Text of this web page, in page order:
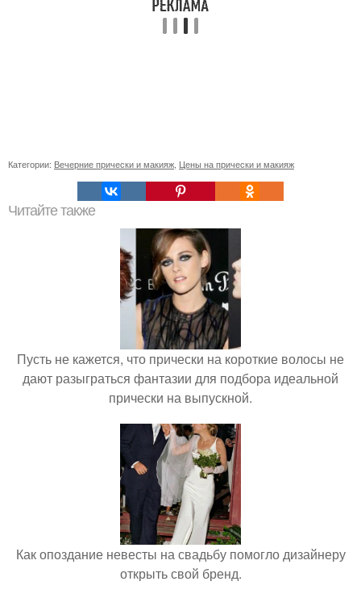
Категории: Вечерние прически и макияж Цены на прически и макияж
Читайте также
Пусть не кажется, что прически на короткие волосы не
дают разыграться фантазии для подбора идеальной
прически на выпускной.
Как опоздание невесты на свадьбу помогло дизайнеру
открыть свой бренд.